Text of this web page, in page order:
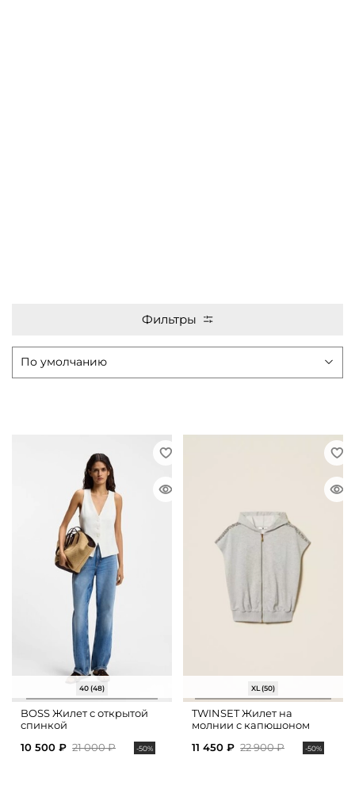
Фильтры
40 (48)
BOSS Жилет с открытой
спинкой
10 500 ₽ 21 000 ₽ -50%
XL (50)
TWINSET Жилет на
молнии с капюшоном
11 450 ₽ 22 900 ₽ -50%